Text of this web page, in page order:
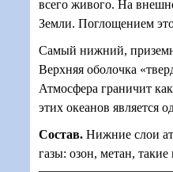
всего живого. На
Земли. Поглощением
Самый нижний,
Верхняя оболочка
Атмосфера граничит
этих океанов является
Состав. Нижние слои
газы: озон, метан,